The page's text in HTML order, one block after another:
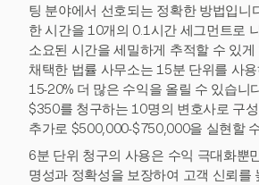
팅 분야에서 선호되는 정확한 방법입니
한 시간을 10개의 0.1시간 세그먼트로
소요된 시간을 세밀하게 추적할 수 있게
채택한 법률 사무소는 15분 단위를 사
15-20% 더 많은 수익을 올릴 수 있습니
$350를 청구하는 10명의 변호사로 구
추가로 $500,000-$750,000을 실현할
6분 단위 청구의 사용은 수익 극대화뿐
명성과 정확성을 보장하여 고객 신뢰를